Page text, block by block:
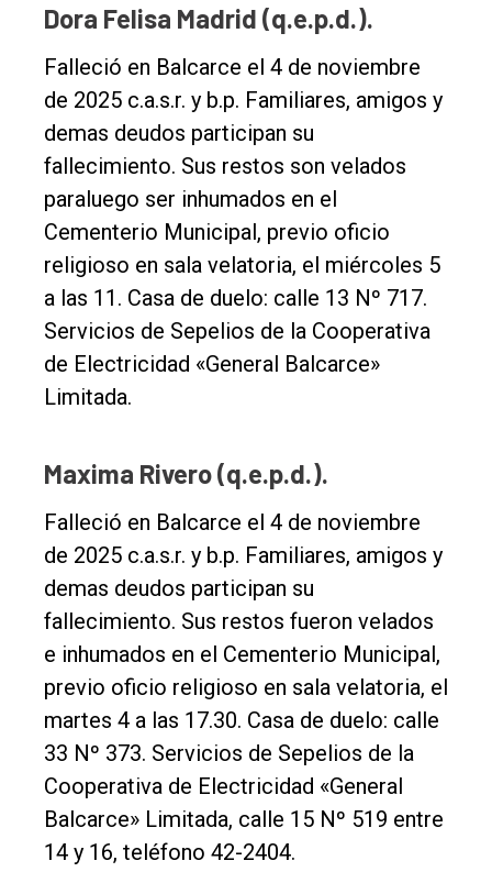
El
único
DIARIO
Balcarce
Inicio
General
Cultura
Entrevistas
Rural
Deportes
Fúnebres
Edición
Empresa
Nosotros
Contacto
Dora Felisa Madrid (q.e.p.d.).
Falleció en Balcarce el 4 de noviembre
de 2025 c.a.s.r. y b.p. Familiares, amigos y
demas deudos participan su
fallecimiento. Sus restos son velados
paraluego ser inhumados en el
Cementerio Municipal, previo oficio
religioso en sala velatoria, el miércoles 5
a las 11. Casa de duelo: calle 13 Nº 717.
Servicios de Sepelios de la Cooperativa
de Electricidad «General Balcarce»
Limitada.
Maxima Rivero (q.e.p.d.).
Falleció en Balcarce el 4 de noviembre
de 2025 c.a.s.r. y b.p. Familiares, amigos y
demas deudos participan su
fallecimiento. Sus restos fueron velados
e inhumados en el Cementerio Municipal,
previo oficio religioso en sala velatoria, el
martes 4 a las 17.30. Casa de duelo: calle
33 Nº 373. Servicios de Sepelios de la
Cooperativa de Electricidad «General
Balcarce» Limitada, calle 15 Nº 519 entre
14 y 16, teléfono 42-2404.